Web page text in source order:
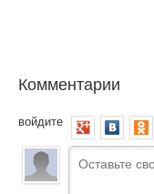
Комментарии
войдите